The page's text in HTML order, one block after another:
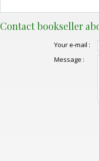
Contact bookseller
Your e-mail :
Message :